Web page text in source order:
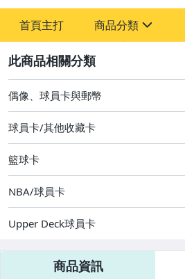
首頁主打 商品分類
偶像、球員卡與郵幣
偶像、球員卡與郵幣
球員卡/其他收藏卡
籃球卡
NBA/球員卡
Upper Deck球員卡
商品資訊